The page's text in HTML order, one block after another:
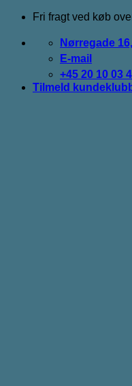
Fortsæt
indhold
Fri fragt ved køb
Nørregade
E-mail
+45 20 10 03
Tilmeld